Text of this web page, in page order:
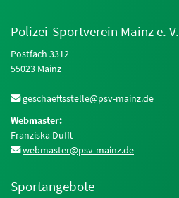
Polizei-Sportverein Mainz e. V.
Postfach 3312
55023 Mainz
geschaeftsstelle@psv-mainz.de
Webmaster:
Franziska Dufft
webmaster@psv-mainz.de
Sportangebote